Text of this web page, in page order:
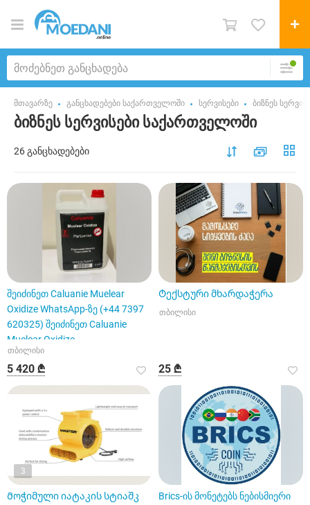
მთავარზე განცხადებები საქართველოში სერვისები ბიზნეს
ბიზნეს სერვისები საქართველოში
26 განცხადებები
შეიძინეთ Caluanie Muelear
Oxidize WhatsApp-ზე (+44 7397
620325) შეიძინეთ Caluanie
Muelear Oxidize
თბილისი
5 420 ₾
Ტექსტური მხარდაჭერა
თბილისი
25 ₾
3
Მოჭიმული იატაკის სტიაშკ
Brics-ის მონეტებს ნებისმიერი